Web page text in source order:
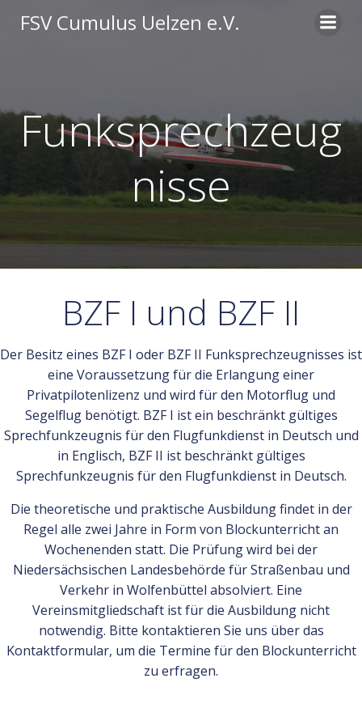
Inhalt
FSV Cumulus Uelzen e.V.
Funksprechzeug
nisse
BZF I und BZF II
Der Besitz eines BZF I oder BZF II Funksprechzeugnisses ist
eine Voraussetzung für die Erlangung einer
Privatpilotenlizenz und wird für den Motorflug und
Segelflug benötigt. BZF I ist ein beschränkt gültiges
Sprechfunkzeugnis für den Flugfunkdienst in Deutsch und
in Englisch, BZF II ist beschränkt gültiges
Sprechfunkzeugnis für den Flugfunkdienst in Deutsch.
Die theoretische und praktische Ausbildung findet in der
Regel alle zwei Jahre in Form von Blockunterricht an
Wochenenden statt. Die Prüfung wird bei der
Niedersächsischen Landesbehörde für Straßenbau und
Verkehr in Wolfenbüttel absolviert. Eine
Vereinsmitgliedschaft ist für die Ausbildung nicht
notwendig. Bitte kontaktieren Sie uns über das
Kontaktformular, um die Termine für den Blockunterricht
zu erfragen.